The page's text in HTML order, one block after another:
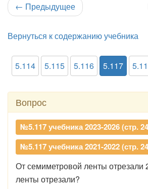
← Предыдущее
Вернуться к содержанию учебника
5.114 5.115 5.116 5.117
Вопрос
№5.117 учебника 2023-2026 (стр.
№5.117 учебника 2021-2022 (стр.
От семиметровой ленты отрезали
ленты отрезали?